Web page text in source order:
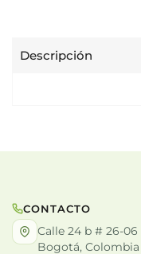
Descripción
CONTACTO
Calle 24 b # 26-06
Bogotá, Colombia